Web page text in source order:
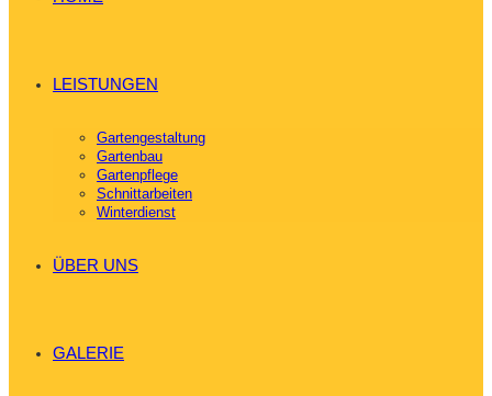
LEISTUNGEN
Gartengestaltung
Gartenbau
Gartenpflege
Schnittarbeiten
Winterdienst
ÜBER UNS
GALERIE